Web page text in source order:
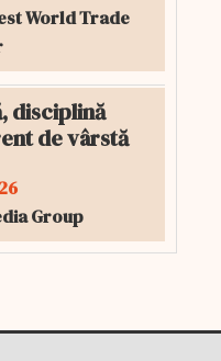
World Trade
disciplină
de vârstă
Group